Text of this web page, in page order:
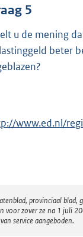
5
u de mening
beter
www.ed.nl/
provinciaal
zover ze na 1 juli
service aangeboden.